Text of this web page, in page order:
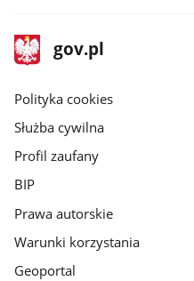
stopka
gov.pl
Strona
gov.pl
gov.pl
Polityka cookies
Służba cywilna
Profil zaufany
BIP
Prawa autorskie
Warunki korzystania
Geoportal